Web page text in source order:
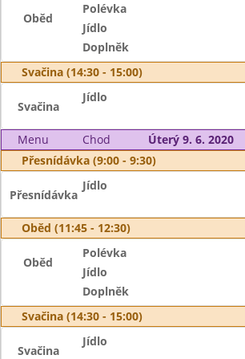
Oběd
Polévka
Jídlo
Doplněk
Svačina (14:30 - 15:00)
Svačina
Jídlo
Menu Chod
Úterý 9. 6. 2020
Přesnídávka (9:00 - 9:30)
Přesnídávka
Jídlo
Oběd (11:45 - 12:30)
Oběd
Polévka
Jídlo
Doplněk
Svačina (14:30 - 15:00)
Svačina
Jídlo